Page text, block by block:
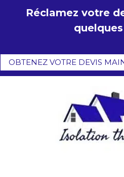
Réclamez votre
OBTENEZ VOTRE DEVIS